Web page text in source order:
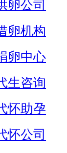
卵公司
卵机构
卵中心
生咨询
怀助孕
怀公司